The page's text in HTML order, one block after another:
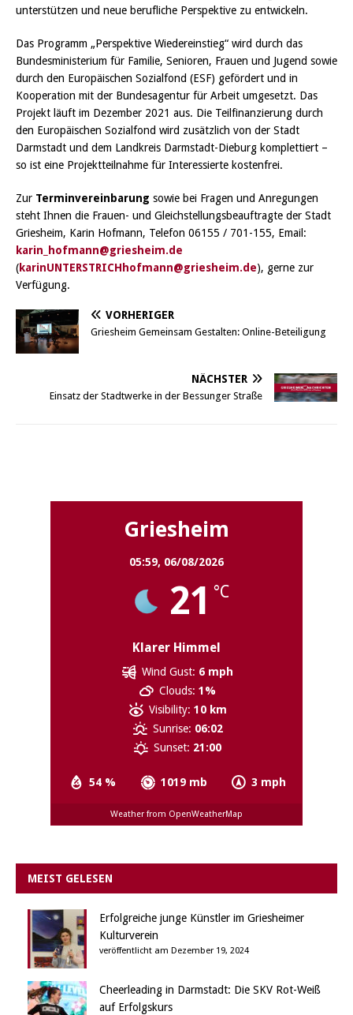
unterstützen und neue berufliche Perspektive zu entwickeln.
Das Programm „Perspektive Wiedereinstieg“ wird durch das
Bundesministerium für Familie, Senioren, Frauen und Jugend sowie
durch den Europäischen Sozialfond (ESF) gefördert und in
Kooperation mit der Bundesagentur für Arbeit umgesetzt. Das
Projekt läuft im Dezember 2021 aus. Die Teilfinanzierung durch
den Europäischen Sozialfond wird zusätzlich von der Stadt
Darmstadt und dem Landkreis Darmstadt-Dieburg komplettiert –
so ist eine Projektteilnahme für Interessierte kostenfrei.
Zur Terminvereinbarung sowie bei Fragen und Anregungen
steht Ihnen die Frauen- und Gleichstellungsbeauftragte der Stadt
Griesheim, Karin Hofmann, Telefon 06155 / 701-155, Email:
karin_hofmann@griesheim.de
(karinUNTERSTRICHhofmann@griesheim.de), gerne zur
Verfügung.
VORHERIGER
Griesheim Gemeinsam Gestalten: Online-Beteiligung
NÄCHSTER
Einsatz der Stadtwerke in der Bessunger Straße
Griesheim
05:59, 06/08/2026
21 °C
Klarer Himmel
54 % 1019 mb 3 mph
Wind Gust: 6 mph
Clouds: 1%
Visibility: 10 km
Sunrise: 06:02
Sunset: 21:00
Weather from OpenWeatherMap
MEIST GELESEN
Erfolgreiche junge Künstler im Griesheimer
Kulturverein
veröffentlicht am Dezember 19, 2024
Cheerleading in Darmstadt: Die SKV Rot-Weiß
auf Erfolgskurs